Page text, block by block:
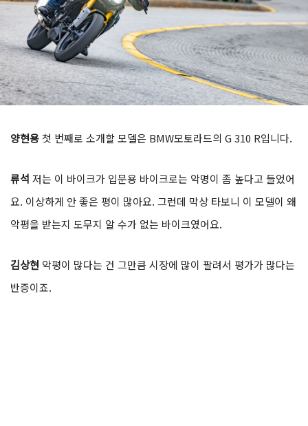
양현용첫 번째로 소개할 모델은 BMW모토라드의 G 310 R입니다.
류석 저는 이 바이크가 입문용 바이크로는 악명이 좀 높다고 들었어
요. 이상하게 안 좋은 평이 많아요. 그런데 막상 타보니 이 모델이 왜
악평을 받는지 도무지 알 수가 없는 바이크였어요.
김상현 악평이 많다는 건 그만큼 시장에 많이 팔려서 평가가 많다는
반증이죠.